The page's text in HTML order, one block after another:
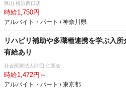
豚山 横浜西口店
時給1,750円
アルバイト・パート / 神奈川県
リハビリ補助や多職種連携を学ぶ入
有給あり
社会医療法人財団 仁医会
時給1,472円～
アルバイト・パート / 東京都